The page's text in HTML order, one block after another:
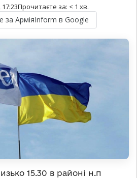
17:23Прочитаєте за: < 1 хв.
за АрміяInform в Google
15.30 в районі н.п